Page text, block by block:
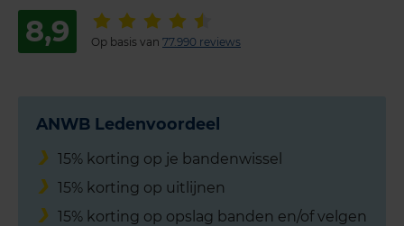
8,9 Op basis van 77.990 reviews
ANWB Ledenvoordeel
15% korting op je bandenwissel
15% korting op uitlijnen
15% korting op opslag banden en/of velgen